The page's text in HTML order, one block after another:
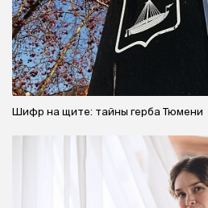
Шифр на щите: тайны герба Тюмени